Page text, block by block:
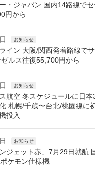
・ジャパン 国内14路線で
円から
お知らせ
イン 大阪/関西発着路線で
ルス往復55,700円から
お知らせ
航空 冬スケジュールに日本
札幌/千歳〜台北/桃園線に
投入
お知らせ
ジェット赤」7月29日就航
ケモン仕様機